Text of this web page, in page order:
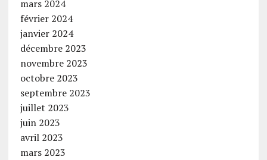
mars 2024
février 2024
janvier 2024
décembre 2023
novembre 2023
octobre 2023
septembre 2023
juillet 2023
juin 2023
avril 2023
mars 2023